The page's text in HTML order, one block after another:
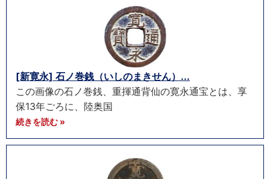
[新寛永] 石ノ巻銭（いしのまきせん）...
この画像の石ノ巻銭、重揮通背仙の寛永通宝とは、享
保13年ごろに、陸奥国
続きを読む »